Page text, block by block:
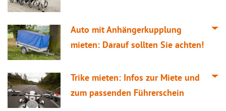
Auto mit Anhängerkupplung
mieten: Darauf sollten Sie achten!
Trike mieten: Infos zur Miete und
zum passenden Führerschein